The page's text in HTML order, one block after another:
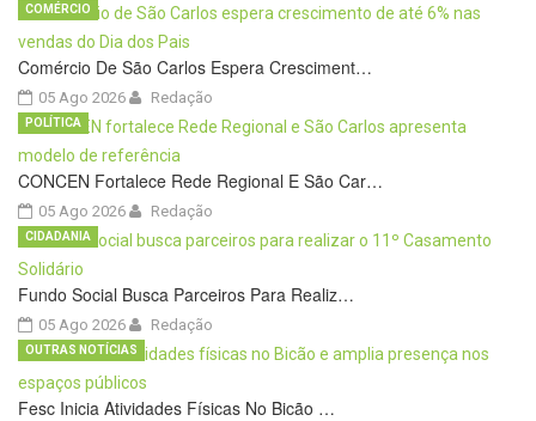
Comércio De São Carlos Espera Cresciment…
05 Ago 2026
COMÉRCIO
Redação
CONCEN Fortalece Rede Regional E São Car…
05 Ago 2026
POLÍTICA
Redação
Fundo Social Busca Parceiros Para Realiz…
05 Ago 2026
CIDADANIA
Redação
Fesc Inicia Atividades Físicas No Bicão …
OUTRAS NOTÍCIAS